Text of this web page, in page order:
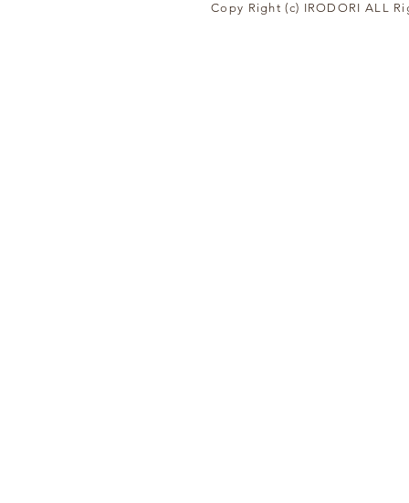
Copy Right (c) IRODORI ALL